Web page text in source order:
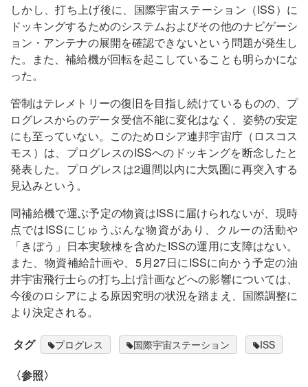
しかし、打ち上げ後に、国際宇宙ステーション（ISS）に
ドッキングするためのシステムおよびその他のナビゲーシ
ョン・アンテナの展開を確認できないという問題が発生し
た。また、補給機が回転を起こしていることも明らかにな
った。
管制はテレメトリーの復旧を目指し続けているものの、プ
ログレスからのデータ受信不能に変化はなく、姿勢の安定
にも至っていない。このためロシア連邦宇宙庁（ロスコス
モス）は、プログレスのISSへのドッキングを断念したと
発表した。プログレスは2週間以内に大気圏に再突入する
見込みという。
同補給機で運ぶ予定の物資はISSに届けられないが、現時
点ではISSにじゅうぶんな物資があり、クルーの活動や
「きぼう」日本実験棟を含めたISSの運用に支障はない。
また、物資補給計画や、5月27日にISSに向かう予定の油
井宇宙飛行士らの打ち上げ計画などへの影響については、
今後のロシアによる原因究明の状況を踏まえ、国際調整に
より決定される。
タグ プログレス 国際宇宙ステーション ISS
〈参照〉